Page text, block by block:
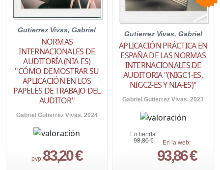
Gutierrez Vivas, Gabriel
NORMAS
INTERNACIONALES DE
AUDITORÍA (NIA-ES)
"CÓMO DEMOSTRAR SU
APLICACIÓN EN LOS
PAPELES DE TRABAJO DEL
AUDITOR"
Gabriel Gutierrez Vivas. 2024
pvp. 83,20 €
Gutierrez Vivas, Gabriel
APLICACIÓN PRÁCTICA EN
ESPAÑA DE LAS NORMAS
INTERNACIONALES DE
AUDITORIA "(NIGC1-ES,
NIGC2-ES Y NIA-ES)"
Gabriel Gutierrez Vivas. 2023
En tienda:
98,80 €
En la web:
93,86 €